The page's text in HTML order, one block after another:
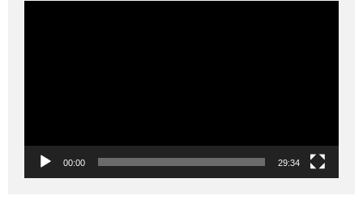
00:00 29:34